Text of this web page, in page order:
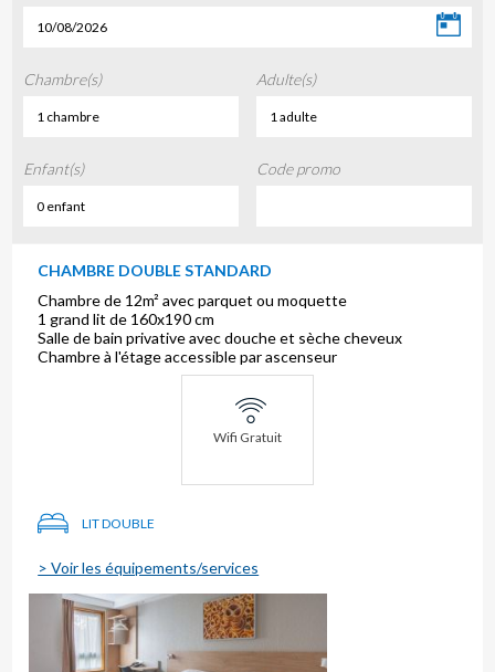
10/08/2026
Chambre(s)
1 chambre
Adulte(s)
1 adulte
Enfant(s)
0 enfant
Code promo
CHAMBRE DOUBLE STANDARD
Chambre de 12m² avec parquet ou moquette
1 grand lit de 160x190 cm
Salle de bain privative avec douche et sèche cheveux
Chambre à l'étage accessible par ascenseur
Wifi Gratuit
LIT DOUBLE
> Voir les équipements/services